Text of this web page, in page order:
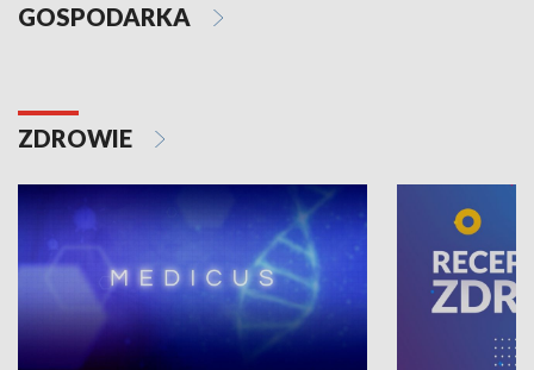
GOSPODARKA
ZDROWIE